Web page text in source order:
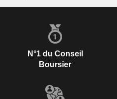
N°1 du Conseil
Boursier